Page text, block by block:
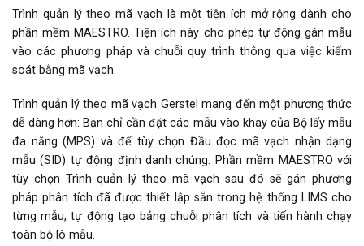
Trình quản lý theo mã vạch là một tiện ích mở rộng dành cho
phần mềm MAESTRO. Tiện ích này cho phép tự động gán mẫu
vào các phương pháp và chuỗi quy trình thông qua việc kiểm
soát bằng mã vạch.
Trình quản lý theo mã vạch Gerstel mang đến một phương thức
dễ dàng hơn: Bạn chỉ cần đặt các mẫu vào khay của Bộ lấy mẫu
đa năng (MPS) và để tùy chọn Đầu đọc mã vạch nhận dạng
mẫu (SID) tự động định danh chúng. Phần mềm MAESTRO với
tùy chọn Trình quản lý theo mã vạch sau đó sẽ gán phương
pháp phân tích đã được thiết lập sẵn trong hệ thống LIMS cho
từng mẫu, tự động tạo bảng chuỗi phân tích và tiến hành chạy
toàn bộ lô mẫu.